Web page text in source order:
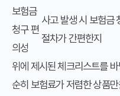
보험금
청구 편
의성
사고 발생 시 보험금
절차가 간편한지
위에 제시된 체크리스트를
순히 보험료가 저렴한 상품